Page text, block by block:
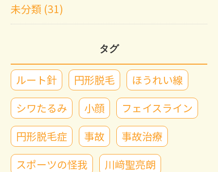
未分類 (31)
タグ
ルート針 円形脱毛
ほうれい線
シワたるみ
小顔
フェイスライン
円形脱毛症
事故
事故治療
スポーツの怪我
川﨑聖亮朗